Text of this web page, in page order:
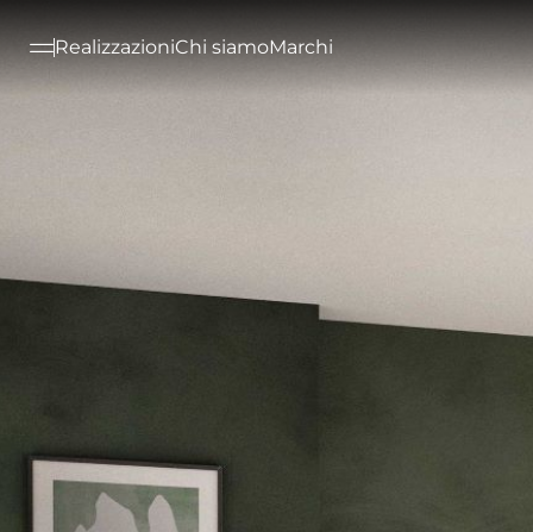
RealizzazioniChi siamoMarchi